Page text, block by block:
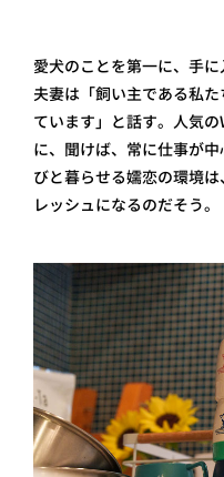
愛犬のことを第一に、手
夫妻は「飼い主である私
ています」と話す。人気
に、聞けば、常に仕事が
びと暮らせる嬬恋の環境
レッシュになるのだそう。